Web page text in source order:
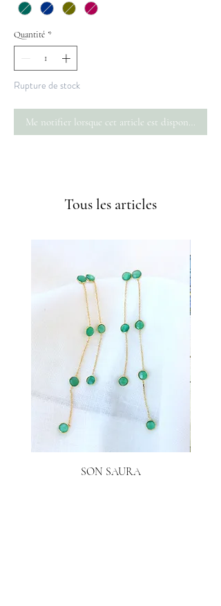
Quantité *
Rupture de stock
Me notifier lorsque cet article est disponible
Tous les articles
SON SAURA